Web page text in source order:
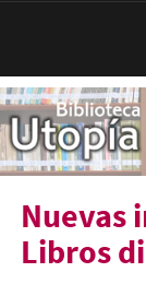
Nuevas
Libros